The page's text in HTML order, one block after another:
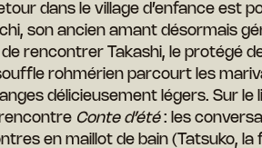
dans le village d’enfance est
son ancien amant désormais
rencontrer Takashi, le protégé
rohmérien parcourt les
délicieusement légers. Sur le
Conte d’été: les
en maillot de bain (Tatsuko, la